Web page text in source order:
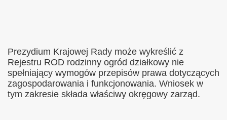
Prezydium Krajowej Rady może wykreślić z
Rejestru ROD rodzinny ogród działkowy nie
spełniający wymogów przepisów prawa dotyczących
zagospodarowania i funkcjonowania. Wniosek w
tym zakresie składa właściwy okręgowy zarząd.